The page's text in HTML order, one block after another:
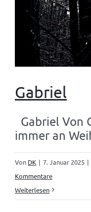
Gabriel
Gabriel Von
immer an
Von DK | 7. Januar 2025 |
Kommentare
Weiterlesen